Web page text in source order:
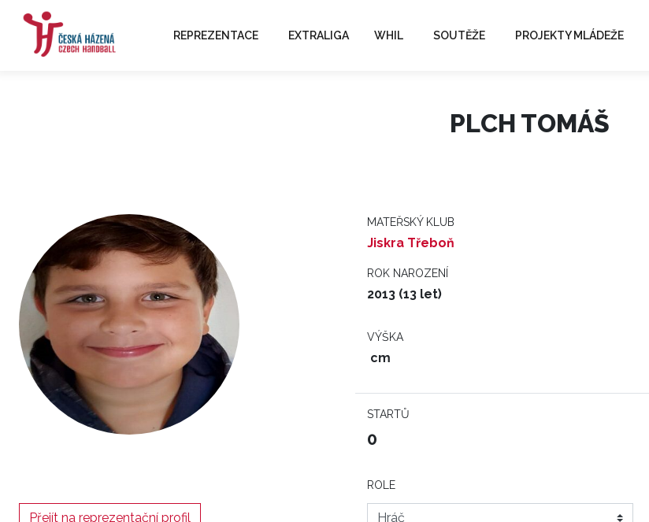
REPREZENTACE EXTRALIGA WHIL SOUTĚŽE PROJEKTY MLÁDEŽE
PLCH TOMÁŠ
MATEŘSKÝ KLUB
Jiskra Třeboň
ROK NAROZENÍ
2013 (13 let)
VÝŠKA
cm
STARTŮ
0
Přejít na reprezentační profil
ROLE